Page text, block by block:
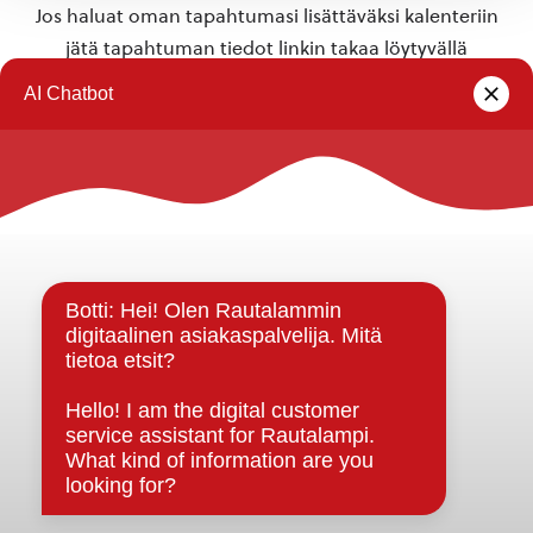
Jos haluat oman tapahtumasi lisättäväksi kalenteriin
jätä tapahtuman tiedot linkin takaa löytyvällä
Rautalammin kunta
Strategiat, ohjelmat, ohjeet, suunnitelmat, säännöt ja
sopimukset
Asiakirjajulkisuuskuvaus
Evästeet
Saavutettavuusseloste
Tietosuoja
Tietosuojaselosteet